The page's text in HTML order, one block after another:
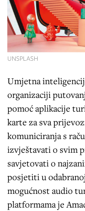
UNSPLASH
Umjetna
organizaciji
pomoć aplikacije
karte za sva
komuniciranja s
izvještavati o svim
savjetovati o
posjetiti u
mogućnost audio
platformama je